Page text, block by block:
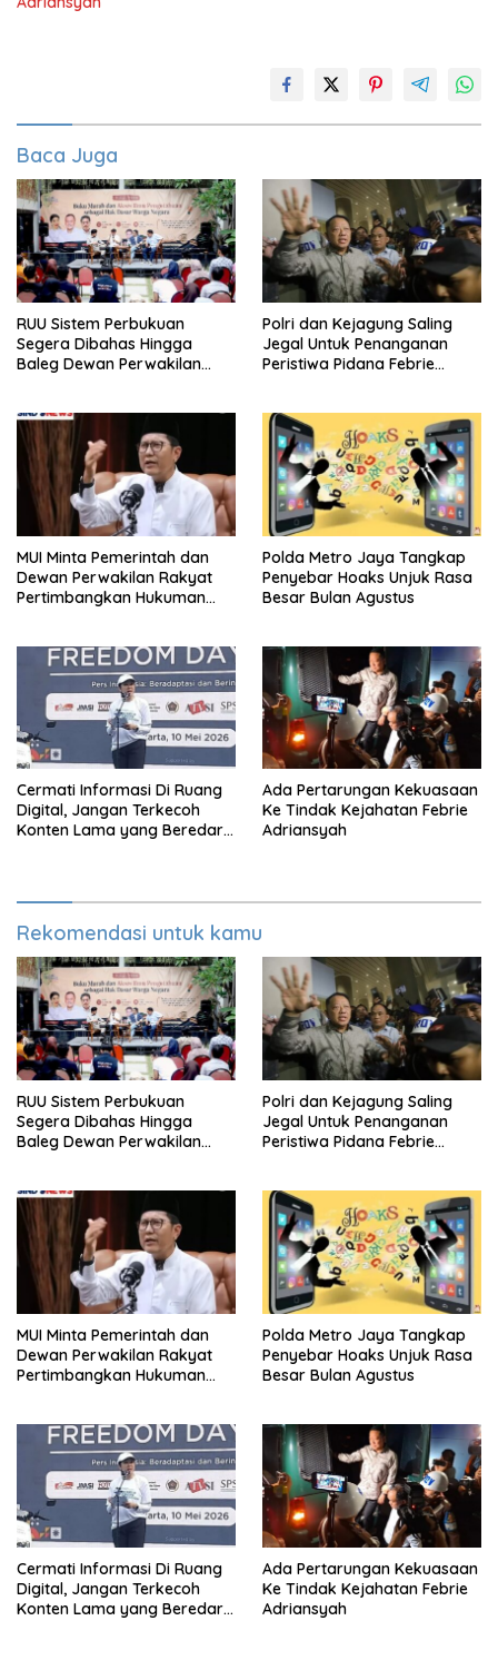
Baca Juga
RUU Sistem Perbukuan
Segera Dibahas Hingga
Baleg Dewan Perwakilan
Polri dan Kejagung Saling
Jegal Untuk Penanganan
Peristiwa Pidana Febrie
MUI Minta Pemerintah dan
Dewan Perwakilan Rakyat
Pertimbangkan Hukuman
Polda Metro Jaya Tangkap
Penyebar Hoaks Unjuk Rasa
Besar Bulan Agustus
Cermati Informasi Di Ruang
Digital, Jangan Terkecoh
Konten Lama yang Beredar
Ada Pertarungan Kekuasaan
Ke Tindak Kejahatan Febrie
Adriansyah
Rekomendasi untuk kamu
RUU Sistem Perbukuan
Segera Dibahas Hingga
Baleg Dewan Perwakilan
Polri dan Kejagung Saling
Jegal Untuk Penanganan
Peristiwa Pidana Febrie
MUI Minta Pemerintah dan
Dewan Perwakilan Rakyat
Pertimbangkan Hukuman
Polda Metro Jaya Tangkap
Penyebar Hoaks Unjuk Rasa
Besar Bulan Agustus
Cermati Informasi Di Ruang
Digital, Jangan Terkecoh
Konten Lama yang Beredar
Ada Pertarungan Kekuasaan
Ke Tindak Kejahatan Febrie
Adriansyah